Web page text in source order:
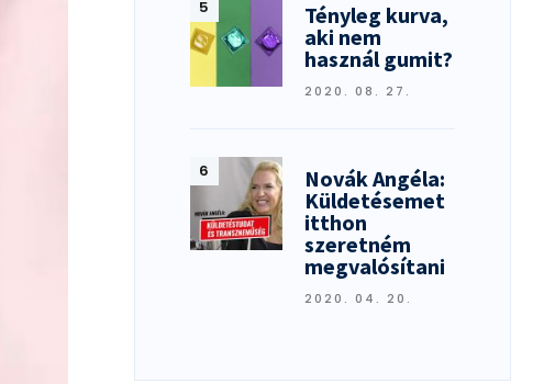
Tényleg kurva,
aki nem
használ gumit?
2020. 08. 27.
Novák Angéla:
Küldetésemet
itthon
szeretném
megvalósítani
2020. 04. 20.